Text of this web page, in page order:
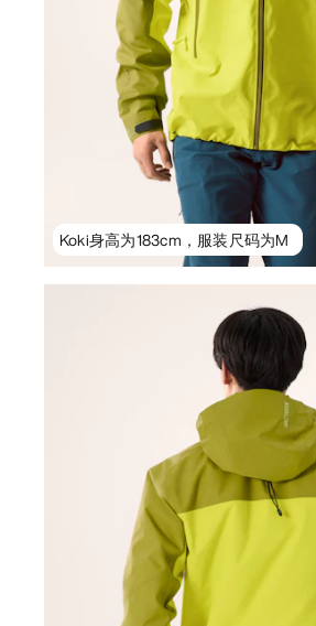
Koki身高为183cm，服装尺码为M